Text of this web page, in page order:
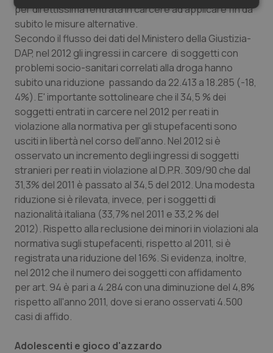
per direttissima l'entrata in carcere ad applicare fin da
subito le misure alternative.
Secondo il flusso dei dati del Ministero della Giustizia-
DAP, nel 2012 gli ingressi in carcere di soggetti con
problemi socio-sanitari correlati alla droga hanno
subito una riduzione passando da 22.413 a 18.285 (-18,
4%). E' importante sottolineare che il 34,5 % dei
soggetti entrati in carcere nel 2012 per reati in
violazione alla normativa per gli stupefacenti sono
usciti in libertà nel corso dell'anno. Nel 2012 si è
osservato un incremento degli ingressi di soggetti
stranieri per reati in violazione al D.P.R. 309/90 che dal
31,3% del 2011 è passato al 34,5 del 2012. Una modesta
riduzione si è rilevata, invece, per i soggetti di
nazionalità italiana (33,7% nel 2011 e 33,2 % del
2012). Rispetto alla reclusione dei minori in violazioni ala
normativa sugli stupefacenti, rispetto al 2011, si è
registrata una riduzione del 16%. Si evidenza, inoltre,
nel 2012 che il numero dei soggetti con affidamento
per art. 94 è pari a 4.284 con una diminuzione del 4,8%
rispetto all'anno 2011, dove si erano osservati 4.500
casi di affido.
Adolescenti e gioco d'azzardo
Necessari Statistici Marketing
Necessari Statistici Marketing
I cookie necessari contribuiscono a rendere fruibile il
sito web abilitandone funzionalità di base quali la
navigazione sulle pagine e l'accesso alle aree
protette del sito. Il sito web non è in grado di
funzionare correttamente senza questi cookie.
Nome
Fornitore/Dominio
VISITOR_PRIVACY_METADATA
.youtube.com